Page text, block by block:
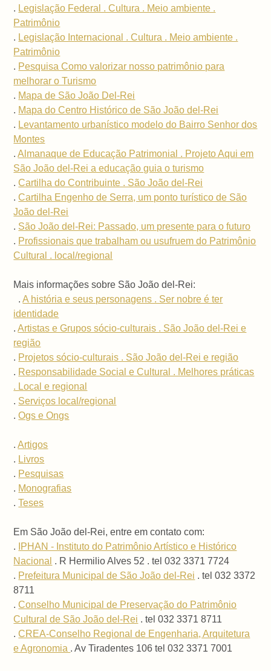
. Legislação Federal . Cultura . Meio ambiente .
Patrimônio
. Legislação Internacional . Cultura . Meio ambiente .
Patrimônio
. Pesquisa Como valorizar nosso patrimônio para
melhorar o Turismo
. Mapa de São João Del-Rei
. Mapa do Centro Histórico de São João del-Rei
. Levantamento urbanístico modelo do Bairro Senhor dos
Montes
.Almanaque de Educação Patrimonial . Projeto Aqui em
São João del-Rei a educação guia o turismo
.Cartilha do Contribuinte . São João del-Rei
.Cartilha Engenho de Serra, um ponto turístico de São
João del-Rei
. São João del-Rei: Passado, um presente para o futuro
. Profissionais que trabalham ou usufruem do Patrimônio
Cultural . local/regional
Mais informações sobre São João del-Rei:
.A história e seus personagens . Ser nobre é ter
identidade
.Artistas e Grupos sócio-culturais . São João del-Rei e
região
. Projetos sócio-culturais . São João del-Rei e região
. Responsabilidade Social e Cultural . Melhores práticas
. Local e regional
. Serviços local/regional
.Ogs e Ongs
.Artigos
. Livros
. Pesquisas
. Monografias
.Teses
Em São João del-Rei, entre em contato com:
.
IPHAN - Instituto do Patrimônio Artístico e Histórico
Nacional . R Hermilio Alves 52 . tel 032 3371 7724
. Prefeitura Municipal de São João del-Rei . tel 032 3372
8711
.Conselho Municipal de Preservação do Patrimônio
Cultural de São João del-Rei . tel 032 3371 8711
.CREA-Conselho Regional de Engenharia, Arquitetura
e Agronomia . Av Tiradentes 106 tel 032 3371 7001